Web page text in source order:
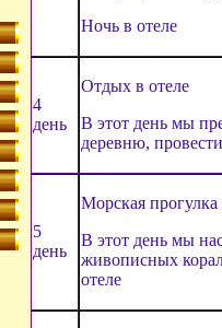
Ночь в отеле
4
день
Отдых в отеле
В этот день мы
деревню,
5
день
Морская прогулка
В этот день мы
живописных
отеле